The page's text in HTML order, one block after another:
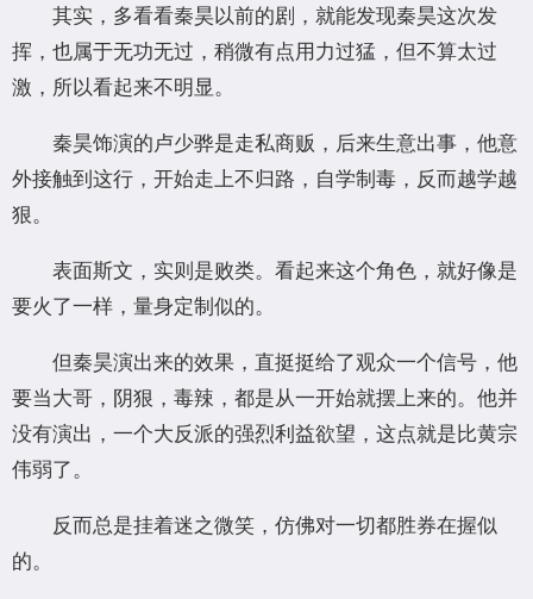
其实，多看看秦昊以前的剧，就能发现秦昊这次发
挥，也属于无功无过，稍微有点用力过猛，但不算太过
激，所以看起来不明显。
秦昊饰演的卢少骅是走私商贩，后来生意出事，他意
外接触到这行，开始走上不归路，自学制毒，反而越学越
狠。
表面斯文，实则是败类。看起来这个角色，就好像是
要火了一样，量身定制似的。
但秦昊演出来的效果，直挺挺给了观众一个信号，他
要当大哥，阴狠，毒辣，都是从一开始就摆上来的。他并
没有演出，一个大反派的强烈利益欲望，这点就是比黄宗
伟弱了。
反而总是挂着迷之微笑，仿佛对一切都胜券在握似
的。